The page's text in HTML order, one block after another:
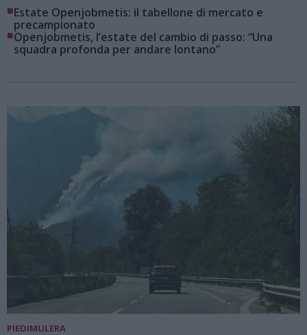
■Estate Openjobmetis: il tabellone di mercato e
precampionato
■Openjobmetis, l’estate del cambio di passo: “Una
squadra profonda per andare lontano”
PIEDIMULERA